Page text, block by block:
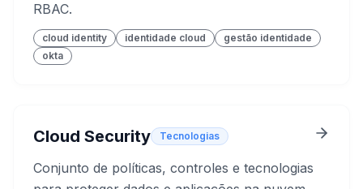
RBAC.
cloud identity identidade cloud
gestão identidade
okta
Cloud Security Tecnologias
Conjunto de políticas, controles e tecnologias